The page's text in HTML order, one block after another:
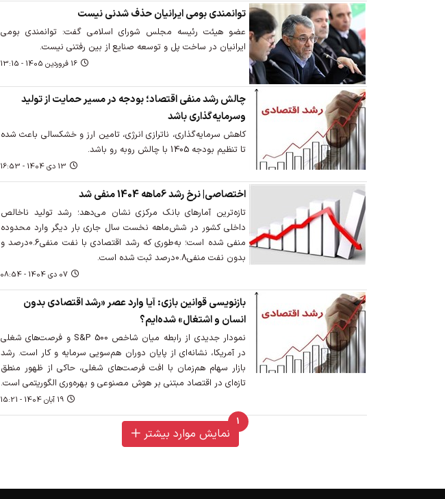
توانمندی بومی ایرانیان حذف شدنی نیست
عضو هیئت رئیسه مجلس شورای اسلامی گفت: توانمندی بومی
ایرانیان در ساخت پل و توسعه صنایع از بین رفتنی نیست.
16 فروردين 1405 - 13:15
چالش‌ رشد منفی اقتصاد؛ بودجه در مسیر حمایت از تولید
وسرمایه‌گذاری باشد
کاهش سرمایه‌گذاری، ناترازی انرژی، تامین ارز و خشکسالی باعث شده
تا تنظیم بودجه 1405 با چالش روبه رو باشد.
13 دی 1404 - 16:53
اختصاصی| نرخ رشد 6ماهه 1404 منفی شد
تازه‌ترین آمارهای بانک مرکزی نشان می‌دهد؛ رشد تولید ناخالص
داخلی کشور در شش‌ماهه نخست سال جاری بار دیگر وارد محدوده
منفی شده است؛ به‌طوری که رشد اقتصادی با نفت منفی0.6درصد و
بدون نفت منفی0.8درصد ثبت شده است.
07 دی 1404 - 08:54
بازنویسی قوانین بازی: آیا وارد عصر «رشد اقتصادی بدون
انسان و اشتغال» شده‌ایم؟
نمودار جدیدی از رابطه میان شاخص S&P 500 و فرصت‌های شغلی
در آمریکا، نشانه‌ای از پایان دوران هم‌سویی سرمایه و کار است. رشد
بازار سهام هم‌زمان با افت فرصت‌های شغلی، حاکی از ظهور منطق
تازه‌ای در اقتصاد مبتنی بر هوش مصنوعی و بهره‌وری الگوریتمی است.
19 آبان 1404 - 15:21
1
unread messages
نمایش موارد بیشتر